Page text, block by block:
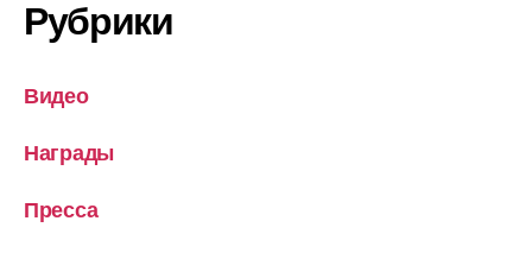
Рубрики
Видео
Награды
Пресса